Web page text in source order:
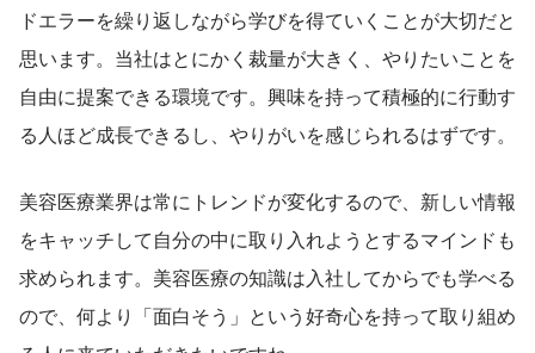
ドエラーを繰り返しながら学びを得ていくことが大切だと
思います。当社はとにかく裁量が大きく、やりたいことを
自由に提案できる環境です。興味を持って積極的に行動す
る人ほど成長できるし、やりがいを感じられるはずです。
美容医療業界は常にトレンドが変化するので、新しい情報
をキャッチして自分の中に取り入れようとするマインドも
求められます。美容医療の知識は入社してからでも学べる
ので、何より「面白そう」という好奇心を持って取り組め